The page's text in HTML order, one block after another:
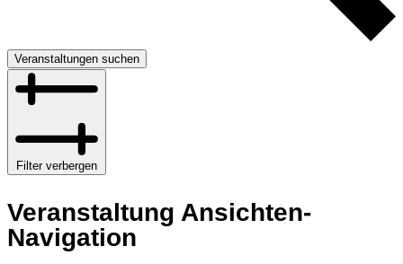
Veranstaltungen suchen
Filter verbergen
Veranstaltung Ansichten-
Navigation